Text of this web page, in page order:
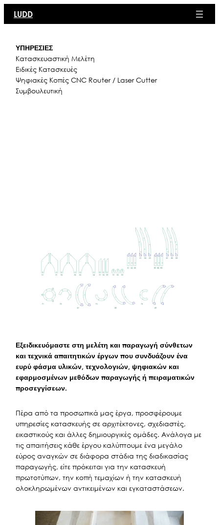
στο
LUDD
Εξειδικευόμαστε στη μελέτη και παραγωγή σύνθετων
και τεχνικά απαιτητικών έργων που συνδυάζουν ένα
ευρύ φάσμα υλικών, τεχνολογιών, ψηφιακών και
εφαρμοσμένων μεθόδων παραγωγής ή πειραματικών
προσεγγίσεων.
Πέρα από τα προσωπικά μας έργα, προσφέρουμε
υπηρεσίες κατασκευής σε αρχιτέκτονες, σχεδιαστές,
εικαστικούς και άλλες δημιουργικές ομάδες. Ανάλογα με
τις απαιτήσεις κάθε έργου καλύπτουμε ένα μεγάλο
εύρος αναγκών σε διάφορα στάδια της διαδικασίας
παραγωγής, είτε πρόκειται για την κατασκευή
πρωτοτύπων, την κοπή τεμαχίων ή την κατασκευή
ολοκληρωμένων αντικειμένων και εγκαταστάσεων.
ΥΠΗΡΕΣΙΕΣ
Κατασκευαστική Μελέτη
Ειδικές Κατασκευές
Ψηφιακές Κοπές CNC Router / Laser Cutter
Συμβουλευτική